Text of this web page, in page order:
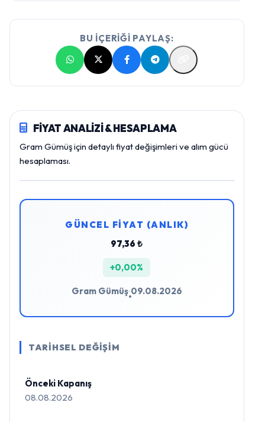
BU İÇERİĞİ PAYLAŞ:
FİYAT ANALİZİ & HESAPLAMA
Gram Gümüş için detaylı fiyat değişimleri ve alım gücü
hesaplaması.
GÜNCEL FİYAT (ANLIK)
97,36 ₺
+0,00%
Gram Gümüş
•
09.08.2026
TARİHSEL DEĞİŞİM
Önceki Kapanış
08.08.2026